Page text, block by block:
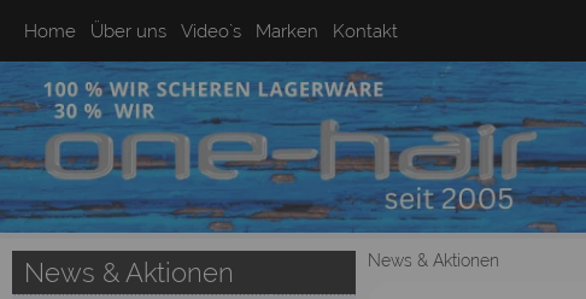
Home Über uns Video`s Marken Kontakt
News & Aktionen
News & Aktionen